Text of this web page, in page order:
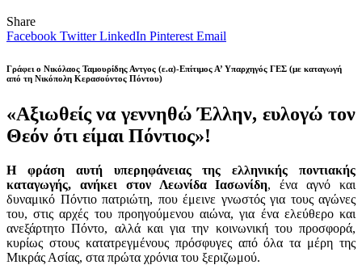
Share
Facebook Twitter LinkedIn Pinterest Email
Γράφει ο Νικόλαος Ταμουρίδης Αντγος (ε.α)-Επίτιμος Α’ Υπαρχηγός ΓΕΣ (με καταγωγή
από τη Νικόπολη Κερασούντος Πόντου)
«Αξιωθείς να γεννηθώ Έλλην, ευλογώ τον
Θεόν ότι είμαι Πόντιος»!
Η φράση αυτή υπερηφάνειας της ελληνικής ποντιακής
καταγωγής, ανήκει στον Λεωνίδα Ιασωνίδη, ένα αγνό και
δυναμικό Πόντιο πατριώτη, που έμεινε γνωστός για τους αγώνες
του, στις αρχές του προηγούμενου αιώνα, για ένα ελεύθερο και
ανεξάρτητο Πόντο, αλλά και για την κοινωνική του προσφορά,
κυρίως στους κατατρεγμένους πρόσφυγες από όλα τα μέρη της
Μικράς Ασίας, στα πρώτα χρόνια του ξεριζωμού.